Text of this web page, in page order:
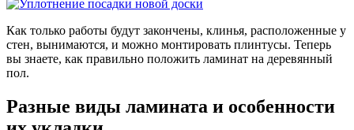
Как только работы будут закончены, клинья, расположенные у
стен, вынимаются, и можно монтировать плинтусы. Теперь
вы знаете, как правильно положить ламинат на деревянный
пол.
Разные виды ламината и особенности